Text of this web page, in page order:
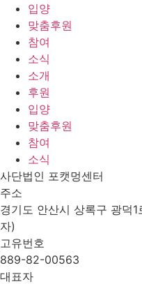
입양
맞춤후원
참여
소식
소개
후원
입양
맞춤후원
참여
소식
사단법인 포캣멍센터
주소
경기도 안산시 상록구 광덕
자)
고유번호
889-82-00563
대표자